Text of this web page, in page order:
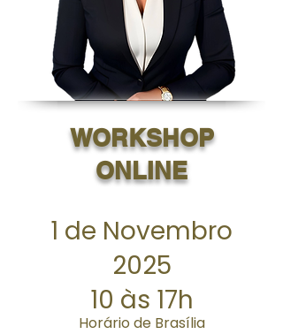
WORKSHOP
ONLINE
1 de Novembro
2025
10 às 17h
Horário de Brasília